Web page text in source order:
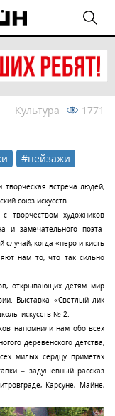
Культура 1771
#пейзажи
встреча людей,
союз искусств.
творчеством художников
и замечательного поэта-
когда «перо и кисть
нам то, что так сильно
открывающих детям мир
Выставка «Светлый лик
искусств № 2.
напомнили нам обо всех
деревенского детства,
милых сердцу приметах
– задушевный рассказ
Карсуне, Майне,